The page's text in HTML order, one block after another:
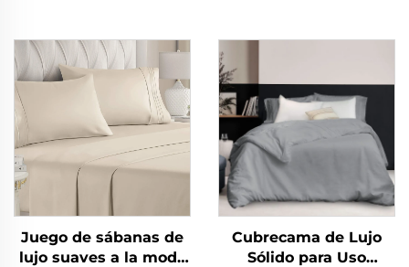
Juego de sábanas de
lujo suaves a la moda
Cubrecama de Lujo
Sólido para Uso